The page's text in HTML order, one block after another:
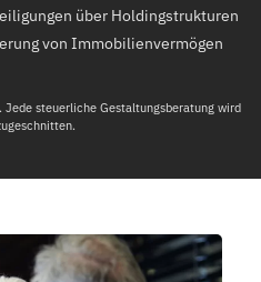
über Holdingstrukturen
von Immobilienvermögen
steuerliche Gestaltungsberatung wird